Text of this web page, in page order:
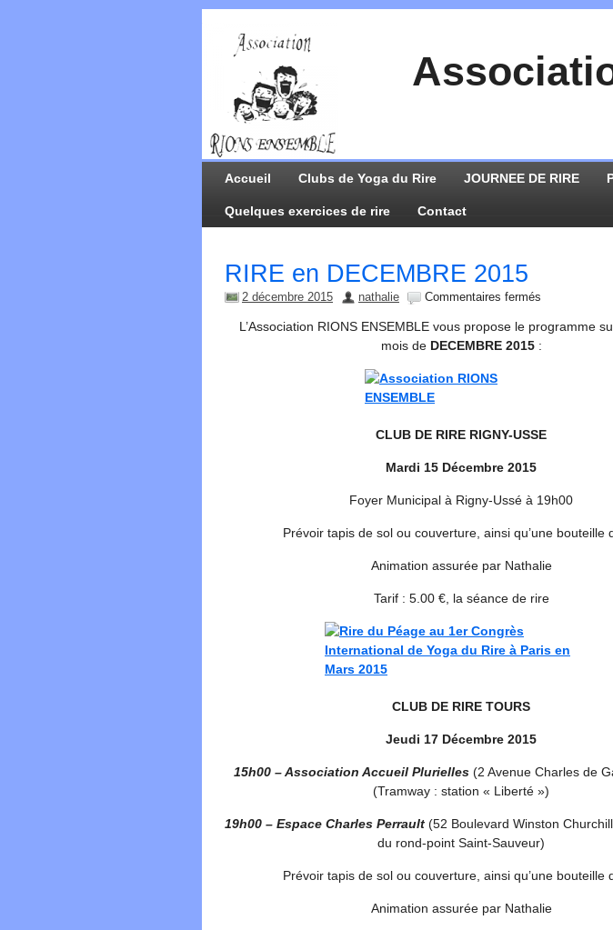
Accueil Clubs de Yoga du Rire JOURNEE DE RIRE
Quelques exercices de rire Contact
RIRE en DECEMBRE 2015
2 décembre 2015 nathalie Commentaires fermés
L’Association RIONS ENSEMBLE vous propose le programme
mois de DECEMBRE 2015:
CLUB DE RIRE RIGNY-USSE
Mardi 15 Décembre 2015
Foyer Municipal à Rigny-Ussé à 19h00
Prévoir tapis de sol ou couverture, ainsi qu’une bouteille
Animation assurée par Nathalie
Tarif : 5.00 €, la séance de rire
CLUB DE RIRE TOURS
Jeudi 17 Décembre 2015
15h00 – Association Accueil Plurielles(2 Avenue Charles de
(Tramway : station « Liberté »)
19h00 – Espace Charles Perrault (52 Boulevard Winston
du rond-point Saint-Sauveur)
Prévoir tapis de sol ou couverture, ainsi qu’une bouteille
Animation assurée par Nathalie